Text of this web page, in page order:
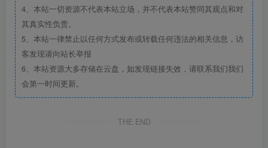
4、本站一切资源不代表本站立场，并不代表本站赞同其观点和对
其真实性负责。
5、本站一律禁止以任何方式发布或转载任何违法的相关信息，访
客发现请向站长举报
6、本站资源大多存储在云盘，如发现链接失效，请联系我们我们
会第一时间更新。
THE END